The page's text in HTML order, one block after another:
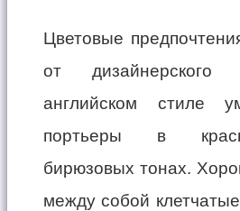
Цветовые
от
английском стиле
портьеры в
бирюзовых тонах.
между собой